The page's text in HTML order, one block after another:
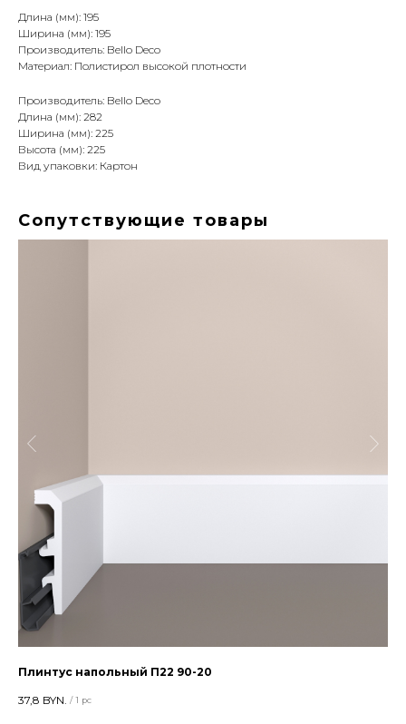
Длина (мм): 195
Ширина (мм): 195
Производитель: Bello Deco
Материал: Полистирол высокой плотности
Производитель: Bello Deco
Длина (мм): 282
Ширина (мм): 225
Высота (мм): 225
Вид упаковки: Картон
Сопутствующие товары
Плинтус напольный П22 90-20
37,8 BYN. / 1 pc